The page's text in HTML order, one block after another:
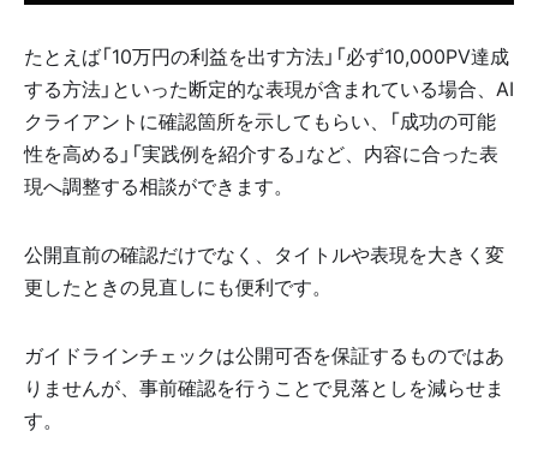
たとえば「10万円の利益を出す方法」「必ず10,000PV達成
する方法」といった断定的な表現が含まれている場合、AI
クライアントに確認箇所を示してもらい、「成功の可能
性を高める」「実践例を紹介する」など、内容に合った表
現へ調整する相談ができます。
公開直前の確認だけでなく、タイトルや表現を大きく変
更したときの見直しにも便利です。
ガイドラインチェックは公開可否を保証するものではあ
りませんが、事前確認を行うことで見落としを減らせま
す。